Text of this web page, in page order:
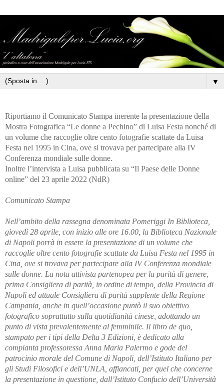
▼
Riportiamo il Comunicato Stampa inerente la presentazione della
Mostra Fotografica “Le donne a Pechino” di Luisa Festa nonché di
un volume che raccoglie oltre cento fotografie scattate da Luisa
Festa nel 1995 in Cina, ove si trovava per partecipare alla IV
Conferenza mondiale sulle donne.
Inoltre l’intervista a Luisa pubblicata su “Il Paese delle Donne
online” del 23 aprile 2022 (NdR)
Comunicato Stampa
Nell’ambito della rassegna denominata Pomeriggi In Biblioteca,
giovedì 28 aprile, con inizio alle ore 16.00, la Biblioteca Nazionale
di Napoli porrà in essere la presentazione di un volume che
raccoglie oltre cento fotografie scattate da Luisa Festa nel 1995 in
Cina, ove si trovava per partecipare alla IV Conferenza mondiale
sulle donne. La nota attivista partenopea per la parità di genere,
prima Consigliera di parità, in ordine di tempo, della Provincia di
Napoli ed attuale Consigliera di parità supplente della Regione
Campania, anche in quell’occasione puntò il suo obiettivo
fotografico soprattutto sulla quotidianità cinese, adottando un
punto di vista prevalentemente al femminile. Il libro de quo,
stampato per i tipi della Delta 3 Edizioni, è dedicato alla
compianta professoressa Anna Maria Palermo e gode del
patrocinio morale del Comune di Napoli, dell’Istituto Italiano per
gli Studi Filosofici e dell’UNLA, affiancati, per quel che concerne
la presentazione in questione, dall’Istituto Confucio dell’Università